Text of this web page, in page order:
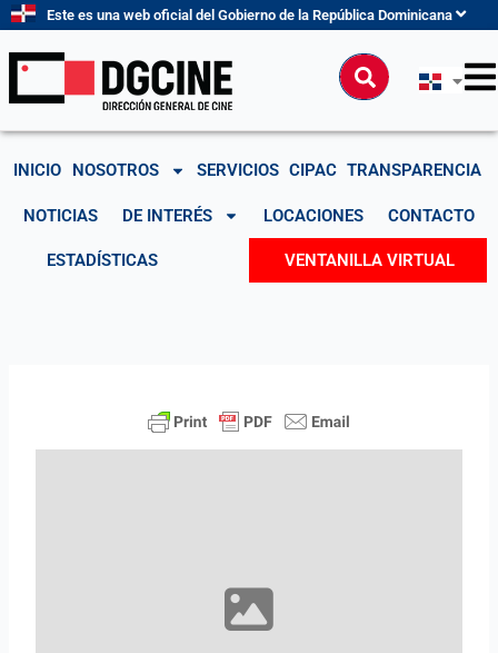
contenido
Este es una web oficial del Gobierno de la República Dominicana
Buscar
INICIO NOSOTROS SERVICIOS CIPAC TRANSPARENCIA
NOTICIAS DE INTERÉS LOCACIONES CONTACTO
ESTADÍSTICAS VENTANILLA VIRTUAL